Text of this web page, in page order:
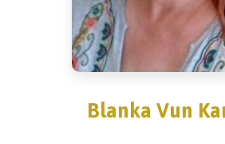
Blanka Vun